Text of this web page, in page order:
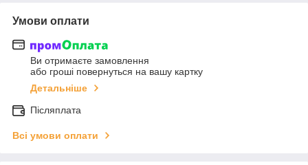
Умови оплати
Ви отримаєте замовлення
або гроші повернуться на вашу картку
Детальніше
Післяплата
Всі умови оплати